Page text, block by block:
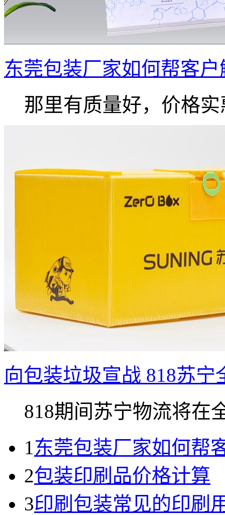
东莞包装厂家如何帮客
那里有质量好，价格实
向包装垃圾宣战 818苏
818期间苏宁物流将在
1 东莞包装厂家如何帮
2包装印刷品价格计算
3印刷包装常见的印刷